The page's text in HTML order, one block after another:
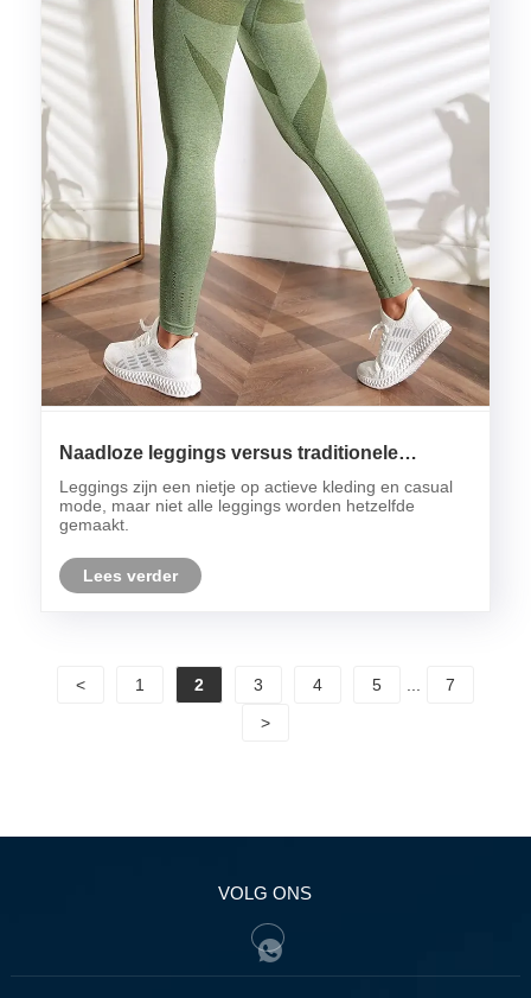
Naadloze leggings versus traditionele
gestikte leggings: wat is het verschil?
Leggings zijn een nietje op actieve kleding en casual
mode, maar niet alle leggings worden hetzelfde
gemaakt.
Lees verder
< 1 2 3 4 5 ...
7
>
VOLG ONS